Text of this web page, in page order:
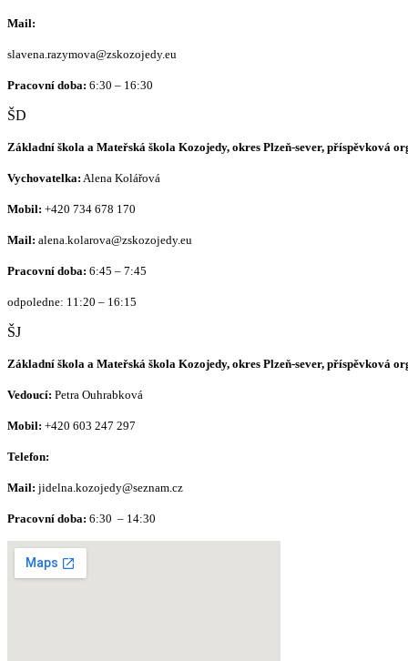
Mail:
slavena.razymova@zskozojedy.eu
Pracovní doba: 6:30 – 16:30
ŠD
Základní škola a Mateřská škola Kozojedy, okres Plzeň-sever, příspěvková
Vychovatelka: Alena Kolářová
Mobil: +420 734 678 170
Mail: alena.kolarova@zskozojedy.eu
Pracovní doba: 6:45 – 7:45
odpoledne: 11:20 – 16:15
ŠJ
Základní škola a Mateřská škola Kozojedy, okres Plzeň-sever, příspěvková
Vedoucí: Petra Ouhrabková
Mobil: +420 603 247 297
Telefon:
Mail: jidelna.kozojedy@seznam.cz
Pracovní doba: 6:30 – 14:30